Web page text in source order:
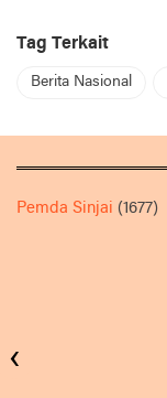
Tag Terkait
Berita Nasional
Pemda Sinjai (1677)
‹